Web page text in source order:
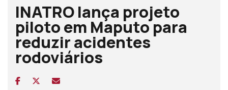
INATRO lança projeto
piloto em Maputo para
reduzir acidentes
rodoviários